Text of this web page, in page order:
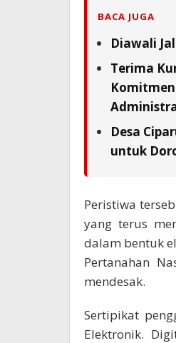
BACA JUGA
Diawali
Terima
Desa
untuk
Peristiwa
yang terus
dalam bentuk
Pertanahan
mendesak.
Sertipikat
Elektronik.